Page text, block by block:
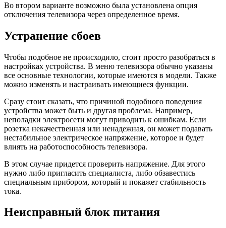
Во втором варианте возможно была установлена опция
отключения телевизора через определенное время.
Устранение сбоев
Чтобы подобное не происходило, стоит просто разобраться в
настройках устройства. В меню телевизора обычно указаны
все основные технологии, которые имеются в модели. Также
можно изменять и настраивать имеющиеся функции.
Сразу стоит сказать, что причиной подобного поведения
устройства может быть и другая проблема. Например,
неполадки электросети могут приводить к ошибкам. Если
розетка некачественная или ненадежная, он может подавать
нестабильное электрическое напряжение, которое и будет
влиять на работоспособность телевизора.
В этом случае придется проверить напряжение. Для этого
нужно либо пригласить специалиста, либо обзавестись
специальным прибором, который и покажет стабильность
тока.
Неисправный блок питания